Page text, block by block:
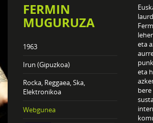
FERMIN
MUGURUZA
1963
Irun (Gipuzkoa)
Rocka, Reggaea, Ska,
Elektronikoa
Webgunea
eta
eta